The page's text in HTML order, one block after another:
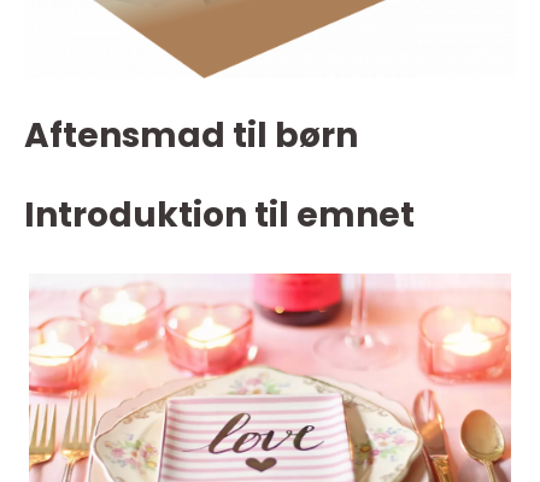
Aftensmad til børn
Introduktion til emnet